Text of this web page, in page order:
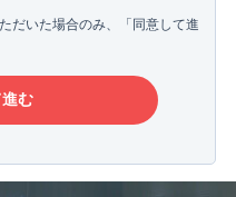
だいた場合のみ、「同意して進